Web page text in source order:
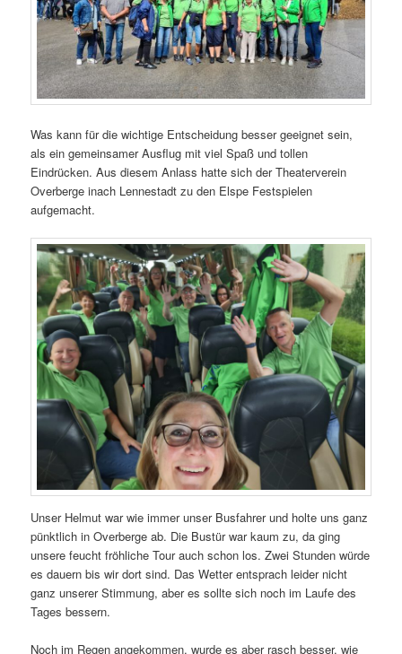
Was kann für die wichtige Entscheidung besser geeignet sein,
als ein gemeinsamer Ausflug mit viel Spaß und tollen
Eindrücken. Aus diesem Anlass hatte sich der Theaterverein
Overberge inach Lennestadt zu den Elspe Festspielen
aufgemacht.
Unser Helmut war wie immer unser Busfahrer und holte uns ganz
pünktlich in Overberge ab. Die Bustür war kaum zu, da ging
unsere feucht fröhliche Tour auch schon los. Zwei Stunden würde
es dauern bis wir dort sind. Das Wetter entsprach leider nicht
ganz unserer Stimmung, aber es sollte sich noch im Laufe des
Tages bessern.
Noch im Regen angekommen, wurde es aber rasch besser, wie